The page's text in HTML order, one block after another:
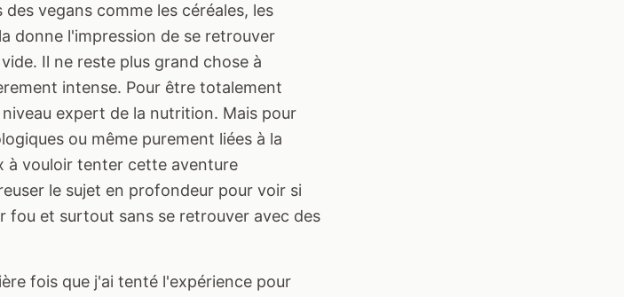
vegans comme les céréales, les
donne l'impression de se retrouver
Il ne reste plus grand chose à
intense. Pour être totalement
expert de la nutrition. Mais pour
ou même purement liées à la
à vouloir tenter cette aventure
le sujet en profondeur pour voir si
fou et surtout sans se retrouver avec des
fois que j'ai tenté l'expérience pour